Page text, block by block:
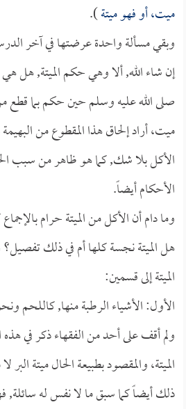
ميت، أو فهو ميتة).
وبقي مسألة واحدة عرضتها في آخر
إن شاء الله, ألا وهي حكم الميتة, هل
صلى الله عليه وسلم حين حكم بما قطع
ميت، أراد إلحاق هذا المقطوع من
الأكل بلا شك, كما هو ظاهر من سبب
الأحكام أيضاً.
وما دام أن الأكل من الميتة حرام
هل الميتة نجسة كلها أم في ذلك
الميتة إلى قسمين:
الأول: الأشياء الرطبة منها, كاللحم
ولم أقف على أحد من الفقهاء ذكر في هذه
الميتة، والمقصود بطبيعة الحال ميتة
ذلك أيضاً كما سبق ما لا نفس له